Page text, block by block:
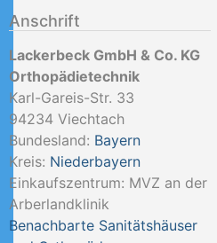
Anschrift
Lackerbeck GmbH & Co. KG
Orthopädietechnik
Karl-Gareis-Str. 33
94234 Viechtach
Bundesland: Bayern
Kreis: Niederbayern
Einkaufszentrum: MVZ an der
Arberlandklinik
Benachbarte Sanitätshäuser